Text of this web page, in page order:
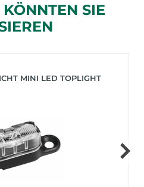
KÖNNTEN SIE
MINI LED TOPLIGHT